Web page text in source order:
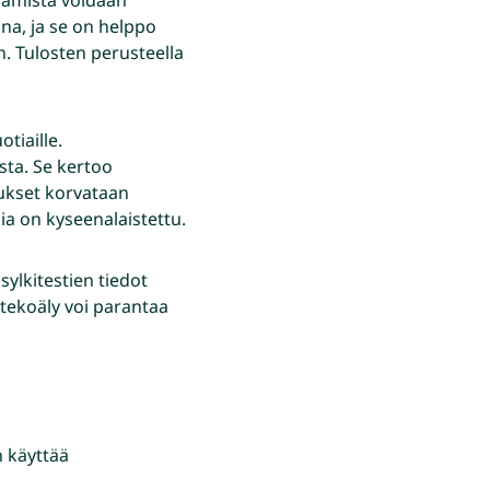
ja se on helppo
Tulosten perusteella
Se kertoo
korvataan
on kyseenalaistettu.
tiedot
voi parantaa
käyttää